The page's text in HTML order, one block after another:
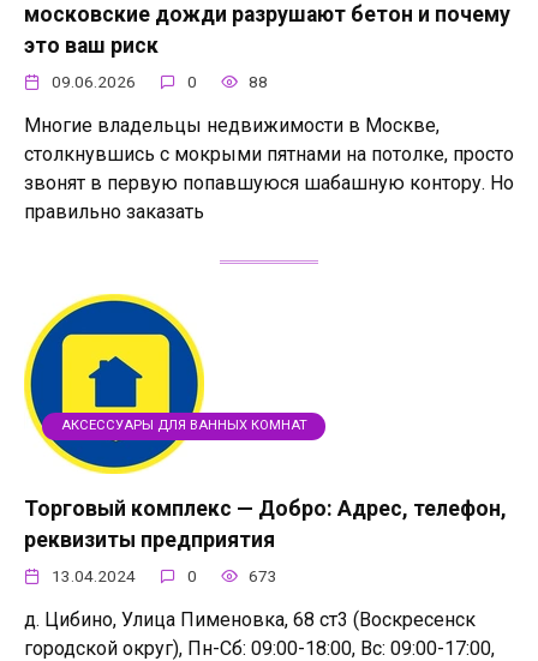
московские дожди разрушают бетон и почему
это ваш риск
09.06.2026 0 88
Многие владельцы недвижимости в Москве,
столкнувшись с мокрыми пятнами на потолке, просто
звонят в первую попавшуюся шабашную контору. Но
правильно заказать
АКСЕССУАРЫ ДЛЯ ВАННЫХ КОМНАТ
Торговый комплекс — Добро: Адрес, телефон,
реквизиты предприятия
13.04.2024 0 673
д. Цибино, Улица Пименовка, 68 ст3 (Воскресенск
городской округ), Пн-Сб: 09:00-18:00, Вс: 09:00-17:00,